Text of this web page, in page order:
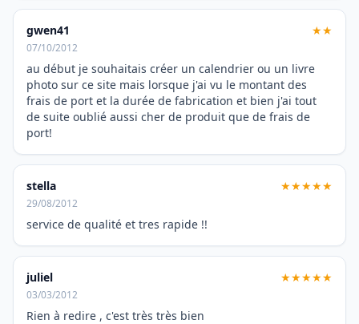
gwen41 ★★
07/10/2012
au début je souhaitais créer un calendrier ou un livre
photo sur ce site mais lorsque j'ai vu le montant des
frais de port et la durée de fabrication et bien j'ai tout
de suite oublié aussi cher de produit que de frais de
port!
stella ★★★★★
29/08/2012
service de qualité et tres rapide !!
juliel ★★★★★
03/03/2012
Rien à redire , c'est très très bien